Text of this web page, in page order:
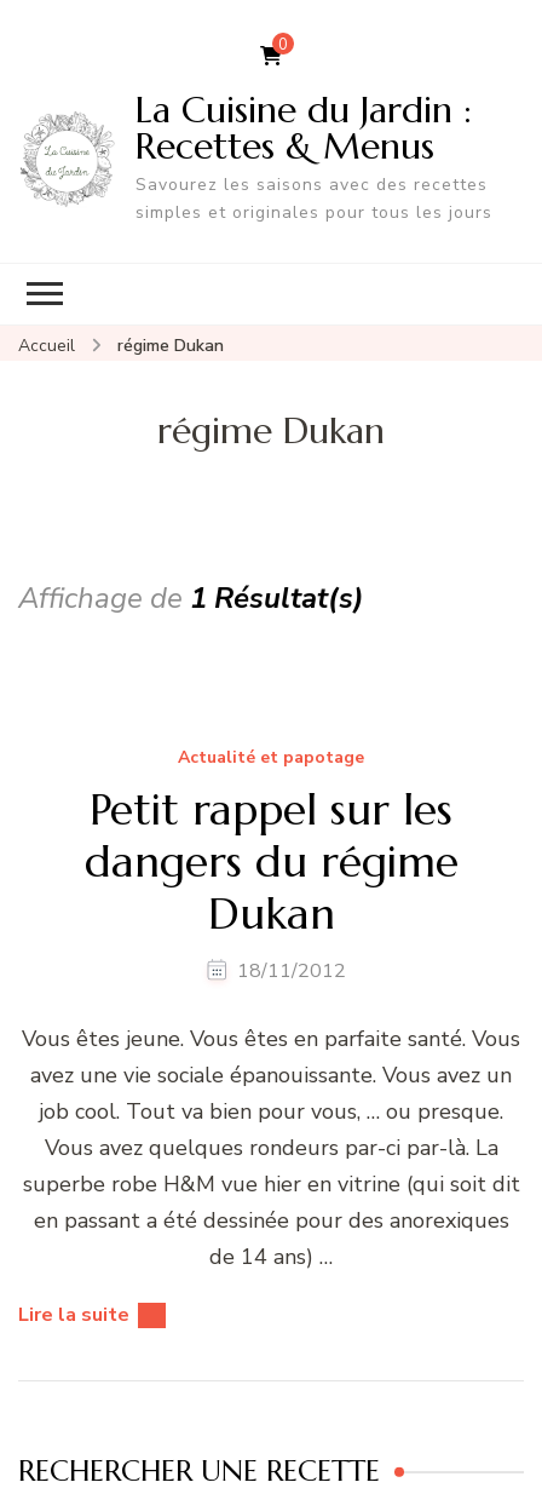
0
La Cuisine du Jardin :
Recettes & Menus
Savourez les saisons avec des recettes
simples et originales pour tous les jours
Accueil régime Dukan
régime Dukan
Affichage de 1 Résultat(s)
Actualité et papotage
Petit rappel sur les
dangers du régime
Dukan
18/11/2012
Vous êtes jeune. Vous êtes en parfaite santé. Vous
avez une vie sociale épanouissante. Vous avez un
job cool. Tout va bien pour vous, … ou presque.
Vous avez quelques rondeurs par-ci par-là. La
superbe robe H&M vue hier en vitrine (qui soit dit
en passant a été dessinée pour des anorexiques
de 14 ans) …
Lire la suite
RECHERCHER UNE RECETTE